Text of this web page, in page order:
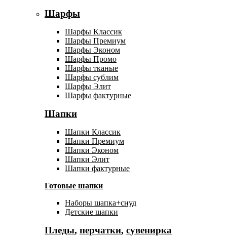
Шарфы
Шарфы Классик
Шарфы Премиум
Шарфы Эконом
Шарфы Промо
Шарфы тканые
Шарфы сублим
Шарфы Элит
Шарфы фактурные
Шапки
Шапки Классик
Шапки Премиум
Шапки Эконом
Шапки Элит
Шапки фактурные
Готовые шапки
Наборы шапка+снуд
Детские шапки
Пледы, перчатки, сувенирка